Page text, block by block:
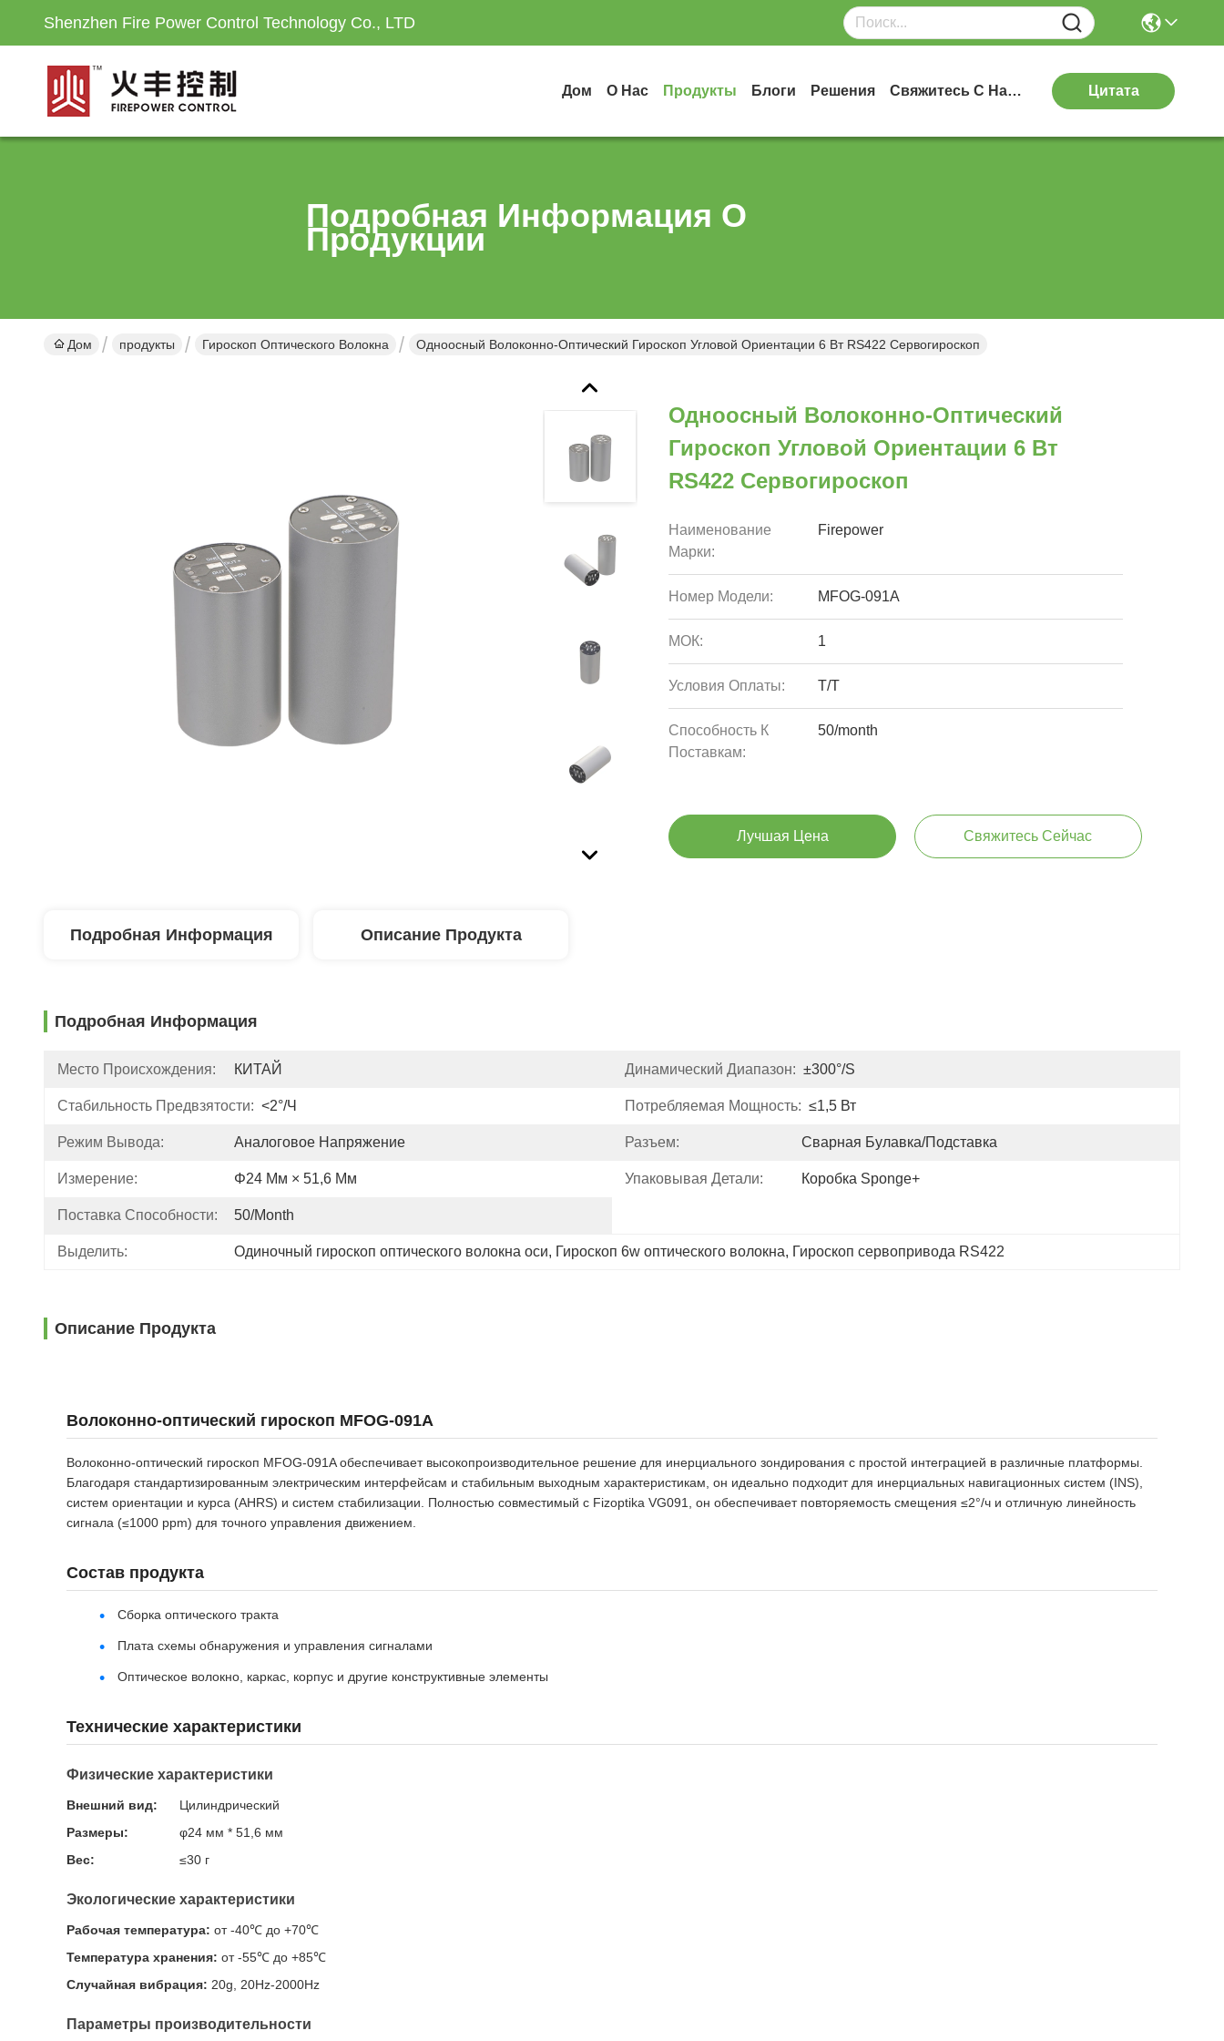
Shenzhen Fire Power Control Technology Co., LTD
Дом О Нас Продукты Блоги Решения Свяжитесь С Нами Цитата
Подробная Информация О
Продукции
Дом продукты Гироскоп Оптического Волокна Одноосный Волоконно-Оптический Гироскоп Угловой Ориентации 6 Вт RS422 Сервогироскоп
Одноосный Волоконно-Оптический
Гироскоп Угловой Ориентации 6 Вт
RS422 Сервогироскоп
Наименование
Марки:
Firepower
Номер Модели: MFOG-091A
МОК: 1
Условия Оплаты: T/T
Способность К
Поставкам:
50/month
Лучшая Цена Свяжитесь Сейчас
Подробная Информация Описание Продукта
Подробная Информация
Место Происхождения: КИТАЙ Динамический Диапазон: ±300°/s
Стабильность Предвзятости: <2°/ч Потребляемая Мощность: ≤1,5 Вт
Режим Вывода: Аналоговое Напряжение Разъем: Сварная Булавка/подставка
Измерение: Φ24 Мм × 51,6 Мм Упаковывая Детали: Коробка Sponge+
Поставка Способности: 50/month
Выделить: Одиночный гироскоп оптического волокна оси, Гироскоп 6w оптического волокна, Гироскоп сервопривода RS422
Описание Продукта
Волоконно-оптический гироскоп MFOG-091A
Волоконно-оптический гироскоп MFOG-091A обеспечивает высокопроизводительное решение для инерциального зондирования с простой интеграцией в различные платформы.
Благодаря стандартизированным электрическим интерфейсам и стабильным выходным характеристикам, он идеально подходит для инерциальных навигационных систем (INS),
систем ориентации и курса (AHRS) и систем стабилизации. Полностью совместимый с Fizoptika VG091, он обеспечивает повторяемость смещения ≤2°/ч и отличную линейность
сигнала (≤1000 ppm) для точного управления движением.
Состав продукта
Сборка оптического тракта
Плата схемы обнаружения и управления сигналами
Оптическое волокно, каркас, корпус и другие конструктивные элементы
Технические характеристики
Физические характеристики
Внешний вид:
Цилиндрический
Размеры:
φ24 мм * 51,6 мм
Вес:
≤30 г
Экологические характеристики
Рабочая температура: от -40℃ до +70℃
Температура хранения: от -55℃ до +85℃
Случайная вибрация: 20g, 20Hz-2000Hz
Параметры производительности